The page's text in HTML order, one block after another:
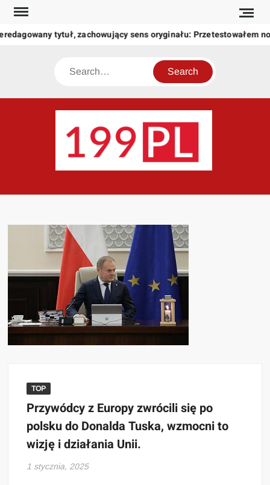
Skip
content
tytuł, zachowujący sens oryginału: Przetestowałem
Search
świat
TOP
Przywódcy z Europy zwrócili się po
polsku do Donalda Tuska, wzmocni to
wizję i działania Unii.
1 stycznia, 2025